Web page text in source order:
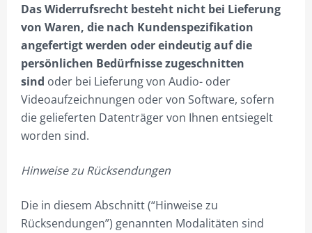
50M MAST
GALERIE
DIESER SHOP IST NUR FÜR GEWERBETREIBENDE!
PARTNER
PLZ 0
PLZ 1
PLZ 2
PLZ 3
PLZ 4
Das Widerrufsrecht besteht nicht bei Lieferung
von Waren, die nach Kundenspezifikation
angefertigt werden oder eindeutig auf die
persönlichen Bedürfnisse zugeschnitten
sind oder bei Lieferung von Audio- oder
Videoaufzeichnungen oder von Software, sofern
die gelieferten Datenträger von Ihnen entsiegelt
worden sind.
Hinweise zu Rücksendungen
Die in diesem Abschnitt (“Hinweise zu
Rücksendungen”) genannten Modalitäten sind